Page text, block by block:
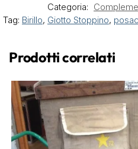
Categoria:
Tag: Birillo, Giotto Stoppino,
Prodotti correlati